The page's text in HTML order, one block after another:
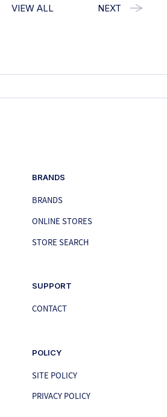
VIEW ALL NEXT
BRANDS
BRANDS
ONLINE STORES
STORE SEARCH
SUPPORT
CONTACT
POLICY
SITE POLICY
PRIVACY POLICY